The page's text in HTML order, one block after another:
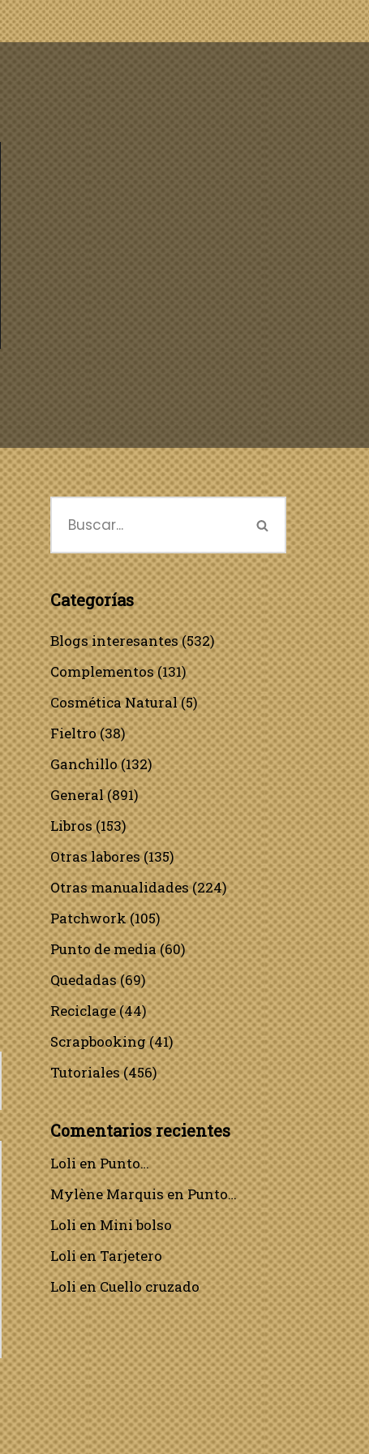
Categorías
Blogs interesantes(532)
Complementos(131)
Cosmética Natural(5)
Fieltro(38)
Ganchillo(132)
General(891)
Libros(153)
Otras labores(135)
Otras manualidades(224)
Patchwork(105)
Punto de media(60)
Quedadas(69)
Reciclage(44)
Scrapbooking(41)
Tutoriales(456)
Comentarios recientes
LolienPunto…
Mylène MarquisenPunto…
LolienMini bolso
LolienTarjetero
LolienCuello cruzado